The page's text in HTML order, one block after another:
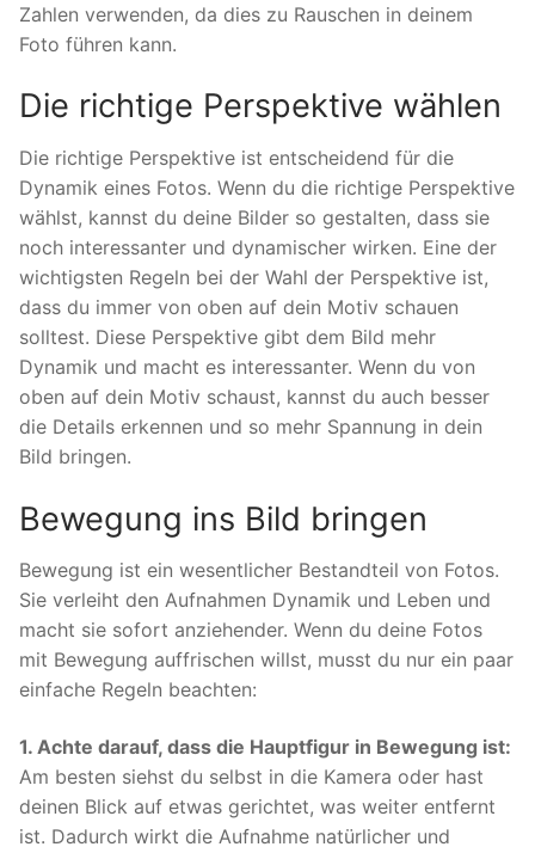
Zahlen verwenden, da dies zu Rauschen in deinem
Foto führen kann.
Die richtige Perspektive wählen
Die richtige Perspektive ist entscheidend für die
Dynamik eines Fotos. Wenn du die richtige Perspektive
wählst, kannst du deine Bilder so gestalten, dass sie
noch interessanter und dynamischer wirken. Eine der
wichtigsten Regeln bei der Wahl der Perspektive ist,
dass du immer von oben auf dein Motiv schauen
solltest. Diese Perspektive gibt dem Bild mehr
Dynamik und macht es interessanter. Wenn du von
oben auf dein Motiv schaust, kannst du auch besser
die Details erkennen und so mehr Spannung in dein
Bild bringen.
Bewegung ins Bild bringen
Bewegung ist ein wesentlicher Bestandteil von Fotos.
Sie verleiht den Aufnahmen Dynamik und Leben und
macht sie sofort anziehender. Wenn du deine Fotos
mit Bewegung auffrischen willst, musst du nur ein paar
einfache Regeln beachten:
1. Achte darauf, dass die Hauptfigur in Bewegung ist:
Am besten siehst du selbst in die Kamera oder hast
deinen Blick auf etwas gerichtet, was weiter entfernt
ist. Dadurch wirkt die Aufnahme natürlicher und